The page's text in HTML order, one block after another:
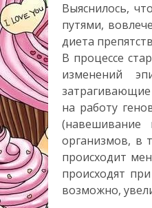
Выяснилось,
путями,
диета
В процессе
изменений
затрагивающие
на работу
организмов, в
происходит
происходят
возможно,